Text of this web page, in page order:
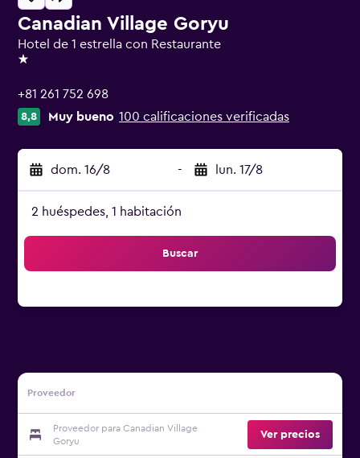
Canadian Village Goryu
Hotel de 1 estrella con Restaurante
1 estrella
+81 261 752 698
8,8 Muy bueno 100 calificaciones verificadas
dom. 16/8 - lun. 17/8
2 huéspedes, 1 habitación
Buscar
Proveedor
Proveedor para Canadian Village
Goryu
Ver precios